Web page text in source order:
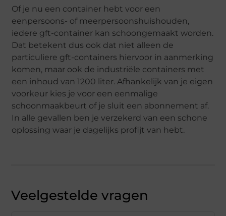
Of je nu een container hebt voor een
eenpersoons- of meerpersoonshuishouden,
iedere gft-container kan schoongemaakt worden.
Dat betekent dus ook dat niet alleen de
particuliere gft-containers hiervoor in aanmerking
komen, maar ook de industriële containers met
een inhoud van 1200 liter. Afhankelijk van je eigen
voorkeur kies je voor een eenmalige
schoonmaakbeurt of je sluit een abonnement af.
In alle gevallen ben je verzekerd van een schone
oplossing waar je dagelijks profijt van hebt.
Veelgestelde vragen